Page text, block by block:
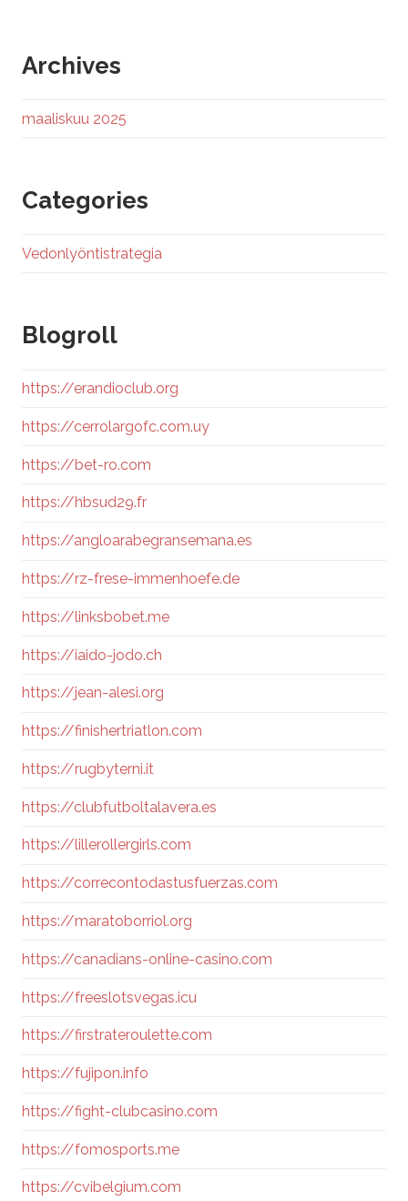
Archives
maaliskuu 2025
Categories
Vedonlyöntistrategia
Blogroll
https://erandioclub.org
https://cerrolargofc.com.uy
https://bet-ro.com
https://hbsud29.fr
https://angloarabegransemana.es
https://rz-frese-immenhoefe.de
https://linksbobet.me
https://iaido-jodo.ch
https://jean-alesi.org
https://finishertriatlon.com
https://rugbyterni.it
https://clubfutboltalavera.es
https://lillerollergirls.com
https://correcontodastusfuerzas.com
https://maratoborriol.org
https://canadians-online-casino.com
https://freeslotsvegas.icu
https://firstrateroulette.com
https://fujipon.info
https://fight-clubcasino.com
https://fomosports.me
https://cvibelgium.com